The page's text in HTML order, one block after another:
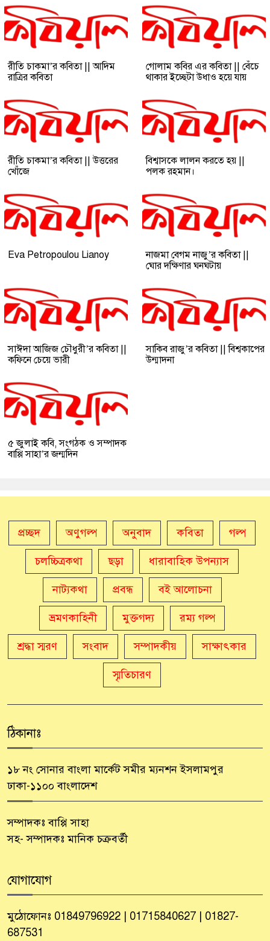
রীতি চাকমা’র কবিতা || আদিম
রাত্রির কবিতা
গোলাম কবির এর কবিতা || বেঁচে
থাকার ইচ্ছেটা উধাও হয়ে যায়
রীতি চাকমা’র কবিতা || উত্তরের
খোঁজে
বিশ্বাসকে লালন করতে হয় ||
পলক রহমান।
Eva Petropoulou Lianoy
নাজমা বেগম নাজু’র কবিতা ||
ঘোর দক্ষিণার ঘনঘটায়
সাঈদা আজিজ চৌধুরী’র কবিতা ||
কফিনে চেয়ে ভারী
সাকিব রাজু’র কবিতা || বিশ্বকাপের
উন্মাদনা
৫ জুলাই কবি, সংগঠক ও সম্পাদক
বাপ্পি সাহা’র জন্মদিন
প্রচ্ছদ অণুগল্প অনুবাদ কবিতা গল্প
চলচ্চিত্রকথা ছড়া ধারাবাহিক উপন্যাস
নাট্যকথা প্রবন্ধ বই আলোচনা
ভ্রমণকাহিনী মুক্তগদ্য রম্য গল্প
শ্রদ্ধা স্মরণ সংবাদ সম্পাদকীয় সাক্ষাৎকার
স্মৃতিচারণ
ঠিকানাঃ
১৮ নং সোনার বাংলা মার্কেট সমীর ম্যনশন ইসলামপুর
ঢাকা-১১০০ বাংলাদেশ
সম্পাদকঃ বাপ্পি সাহা
সহ- সম্পাদকঃ মানিক চক্রবর্তী
যোগাযোগ
মুঠোফোনঃ 01849796922 | 01715840627 | 01827-
687531